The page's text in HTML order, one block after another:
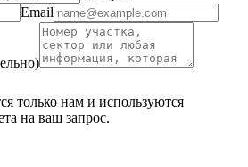
Email
только нам и используются
на ваш запрос.